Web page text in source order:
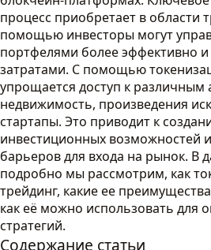
процесс приобретает в области
помощью инвесторы могут
портфелями более эффективно
затратами. С помощью
упрощается доступ к различным
недвижимость, произведения
стартапы. Это приводит к
инвестиционных возможностей
барьеров для входа на рынок. В
подробно мы рассмотрим, как
трейдинг, какие ее
как её можно использовать для
стратегий.
Содержание статьи